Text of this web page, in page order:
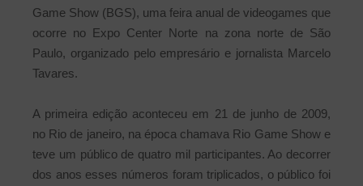
Game Show (BGS), uma feira anual de videogames que
ocorre no Expo Center Norte na zona norte de São
Paulo, organizado pelo empresário e jornalista Marcelo
Tavares.
A primeira edição aconteceu em 21 de junho de 2009,
no Rio de janeiro, na época chamava Rio Game Show e
teve um público de quatro mil participantes. Ao decorrer
dos anos esses números foram triplicados, o público foi